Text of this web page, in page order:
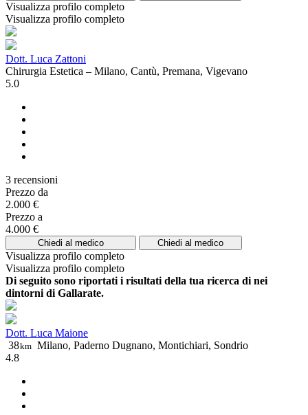
Visualizza profilo completo
Visualizza profilo completo
Dott. Luca Zattoni
Chirurgia Estetica – Milano, Cantù, Premana, Vigevano
5.0
3 recensioni
Prezzo da
2.000 €
Prezzo a
4.000 €
Chiedi al medico Chiedi al medico
Visualizza profilo completo
Visualizza profilo completo
Di seguito sono riportati i risultati della tua ricerca di nei
dintorni di Gallarate.
Dott. Luca Maione
38km Milano, Paderno Dugnano, Montichiari, Sondrio
4.8